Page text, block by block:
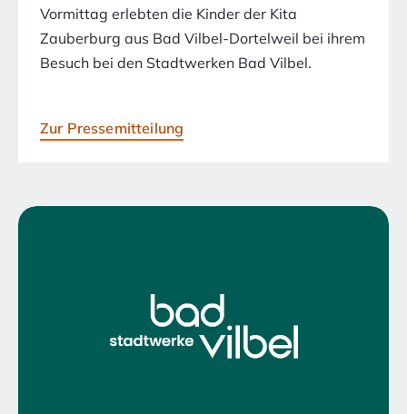
Vormittag erlebten die Kinder der Kita
Zauberburg aus Bad Vilbel-Dortelweil bei ihrem
Besuch bei den Stadtwerken Bad Vilbel.
Zur Pressemitteilung